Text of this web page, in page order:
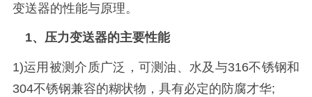
变送器的性能与原理。
1、压力变送器的主要性能
1)运用被测介质广泛，可测油、水及与316不锈钢和
304不锈钢兼容的糊状物，具有必定的防腐才华;